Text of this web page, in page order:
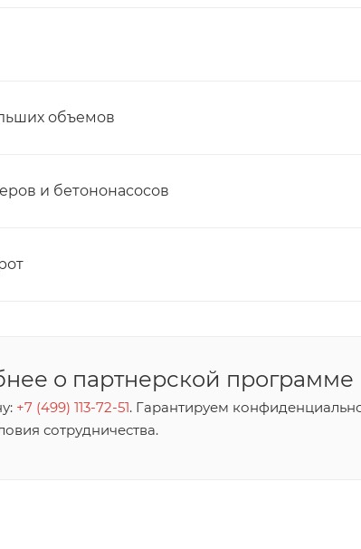
объемов
и бетононасосов
о партнерской программе
+7 (499) 113-72-51. Гарантируем
сотрудничества.